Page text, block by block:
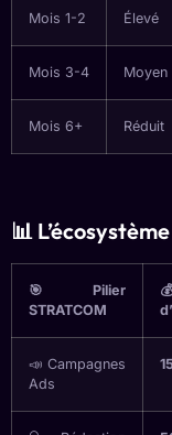
Mois 1-2 Élevé
Mois 3-4 Moyen
Mois 6+ Réduit
📊
🎯 Pilier
STRATCOM
📣 Campagnes
Ads